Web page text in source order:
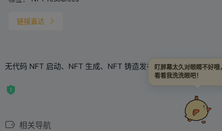
链接直达
无代码 NFT 启动、NFT 生成、NFT 铸造发布
相关导航
盯屏幕太久对眼睛不好
看看我洗洗眼吧！